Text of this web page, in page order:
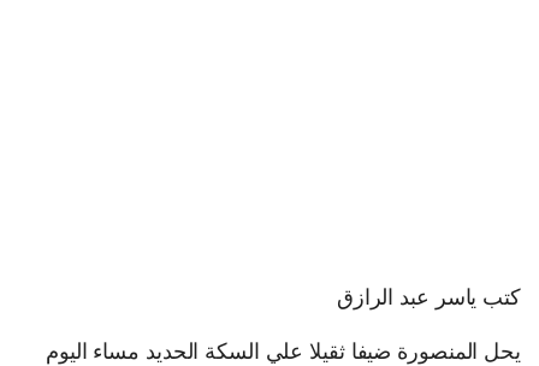
كتب ياسر عبد الرازق
يحل المنصورة ضيفا ثقيلا علي السكة الحديد مساء اليوم